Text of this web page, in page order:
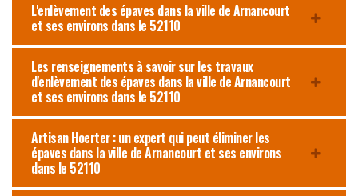
L'enlèvement des épaves dans la ville de Arnancourt
et ses environs dans le 52110
Les renseignements à savoir sur les travaux
d'enlèvement des épaves dans la ville de Arnancourt
et ses environs dans le 52110
Artisan Hoerter : un expert qui peut éliminer les
épaves dans la ville de Arnancourt et ses environs
dans le 52110